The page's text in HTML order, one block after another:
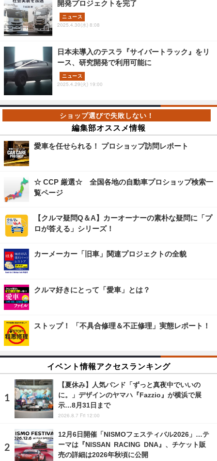
開発プロジェクトを完了
ニュース
2025.4.30(水) 8:08
日本未導入のテスラ『サイバートラック』をリ
ース、研究開発で利用可能に
ニュース
2025.4.29(火) 19:00
編集部オススメ情報
愛車を任せられる！ プロショップ訪問レポート
☆ CCP 厳選☆ 全国各地の自動車プロショップ検索一
覧ページ
【クルマ疑問Q＆A】カーオーナーの素朴な疑問に「プ
ロが答える」シリーズ！
カーメーカー「旧車」関連プロジェクトの全貌
クルマ好きにとって「愛車」とは？
ストップ！ 「不具合修理＆不正修理」実態レポート！
イベント情報アクセスランキング
【夏休み】人気バンド「ずっと真夜中でいいの
に。」デザインのヤマハ『Fazzio』が横浜で展
示…8月31日まで
2026.8.7 Fri 12:00
12月6日開催「NISMOフェスティバル2026」…テ
ーマは『NISSAN RACING DNA』、チケット販
売の詳細は2026年秋頃に公開